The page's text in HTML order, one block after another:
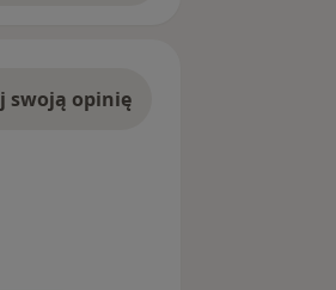
swoją opinię